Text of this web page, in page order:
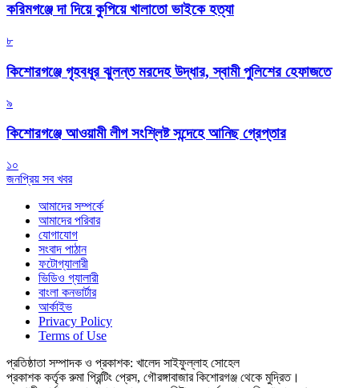
করিমগঞ্জে দা দিয়ে কুপিয়ে খালাতো ভাইকে হত্যা
৮
কিশোরগঞ্জে গৃহবধূর ঝুলন্ত মরদেহ উদ্ধার, স্বামী পুলিশের হেফাজতে
৯
কিশোরগঞ্জে আওয়ামী লীগ সংশ্লিষ্ট সন্দেহে আনিছ গ্রেপ্তার
১০
জনপ্রিয় সব খবর
আমাদের সম্পর্কে
আমাদের পরিবার
যোগাযোগ
সংবাদ পাঠান
ফটোগ্যালারী
ভিডিও গ্যালারী
বাংলা কনভার্টার
আর্কাইভ
Privacy Policy
Terms of Use
প্রতিষ্ঠাতা সম্পাদক ও প্রকাশক: খালেদ সাইফুল্লাহ সোহেল
প্রকাশক কর্তৃক রুমা প্রিন্টিং প্রেস, গৌরঙ্গাবাজার কিশোরগঞ্জ থেকে মুদ্রিত।